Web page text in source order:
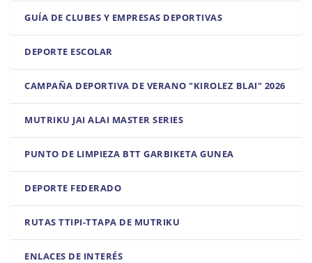
GUÍA DE CLUBES Y EMPRESAS DEPORTIVAS
DEPORTE ESCOLAR
CAMPAÑA DEPORTIVA DE VERANO "KIROLEZ BLAI" 2026
MUTRIKU JAI ALAI MASTER SERIES
PUNTO DE LIMPIEZA BTT GARBIKETA GUNEA
DEPORTE FEDERADO
RUTAS TTIPI-TTAPA DE MUTRIKU
ENLACES DE INTERÉS